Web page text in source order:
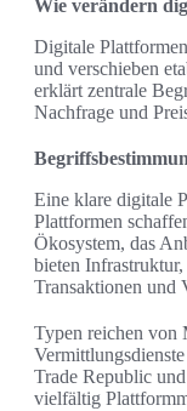
Wie verändern
Digitale
und verschieben
erklärt zentrale
Nachfrage und
Eine klare digitale
Plattformen
Ökosystem, das
bieten
Transaktionen und
Typen reichen von
Trade Republic
vielfältig